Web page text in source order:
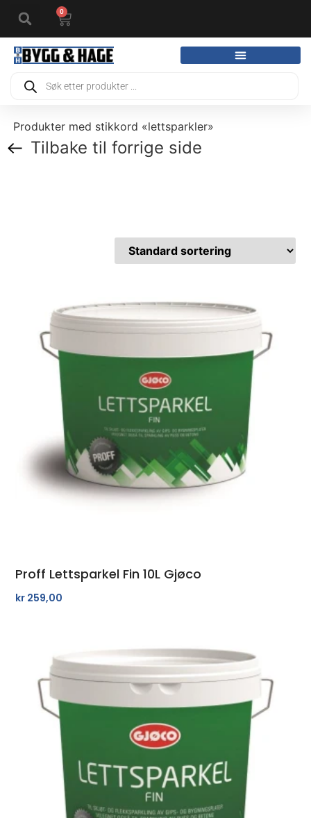
0
Produkter med stikkord «lettsparkler»
Tilbake til forrige side
Proff Lettsparkel Fin 10L Gjøco
kr 259,00